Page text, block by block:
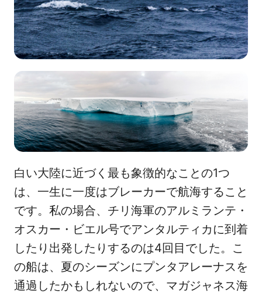
白い大陸に近づく最も象徴的なことの1つ
は、一生に一度はブレーカーで航海すること
です。私の場合、チリ海軍のアルミランテ・
オスカー・ビエル号でアンタルティカに到着
したり出発したりするのは4回目でした。こ
の船は、夏のシーズンにプンタアレーナスを
通過したかもしれないので、マガジャネス海